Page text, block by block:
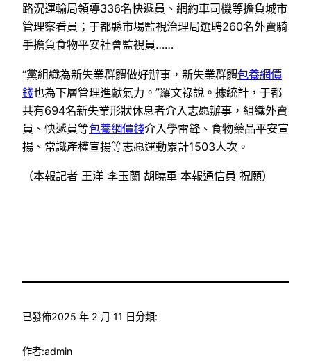
路況運輸局領導336名快遞員、網約車司機等擔負城市
管理察看員；于都縣市場監視治理局選聘260名外賣騎
手擔負食物平安社會監視員……
“黨組織為新失業群體做好辦事，新失業群體包養網價
錢也為下層管理進獻氣力。”羅文祿說。據統計，于都
共有694名新失業形狀休息者介入志愿辦事，組織外賣
員、快遞員等包養網價錢介入學雷鋒、食物藥品平安宣
揚、常識產權宣揚等志愿運動累計1503人次。
（本報記者 王洋 李玉蘭 胡曉軍 本報通信員 祝願）
已發佈2025 年 2 月 11 日分類:
作者:admin